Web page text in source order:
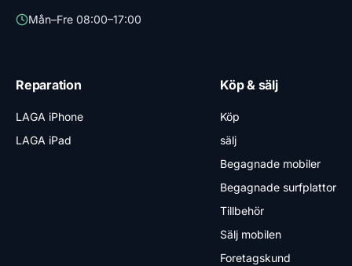
Mån–Fre 08:00–17:00
Reparation
LAGA iPhone
LAGA iPad
Köp & sälj
Köp
sälj
Begagnade mobiler
Begagnade surfplattor
Tillbehör
Sälj mobilen
Foretagskund